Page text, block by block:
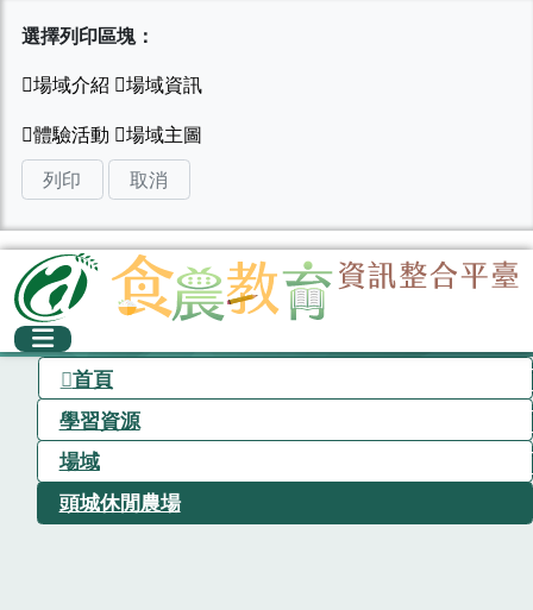
選擇列印區塊：
列印 取消
首頁
學習資源
場域
頭城休閒農場